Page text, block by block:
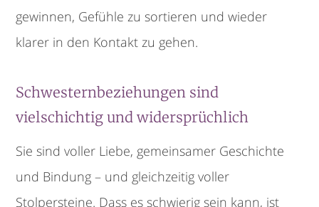
gewinnen, Gefühle zu sortieren und wieder
klarer in den Kontakt zu gehen.
Schwesternbeziehungen sind
vielschichtig und widersprüchlich
Sie sind voller Liebe, gemeinsamer Geschichte
und Bindung – und gleichzeitig voller
Stolpersteine. Dass es schwierig sein kann, ist